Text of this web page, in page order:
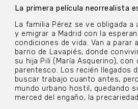
La primera película neorrealista
La familia Pérez se ve obligada a
y emigrar a Madrid con la
condiciones de vida. Van a parar
barrio de Lavapiés, donde
su hija Pili (María Asquerino), con
parentesco. Los recién llegados
buscar trabajo cuanto antes,
mundo urbano hostil, quedando
merced del engaño, la